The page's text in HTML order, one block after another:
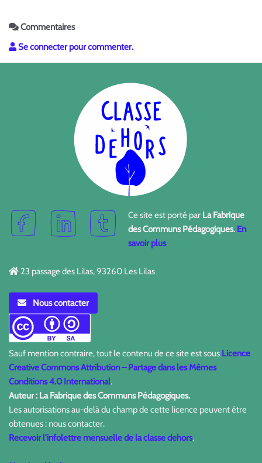
Commentaires
Se connecter pour commenter.
Ce site est porté par La Fabrique
des Communs Pédagogiques. En
savoir plus
23 passage des Lilas, 93260 Les Lilas
Nous contacter
Sauf mention contraire, tout le contenu de ce site est sous Licence
Creative Commons Attribution – Partage dans les Mêmes
Conditions 4.0 International.
Auteur : La Fabrique des Communs Pédagogiques.
Les autorisations au-delà du champ de cette licence peuvent être
obtenues : nous contacter.
Recevoir l'infolettre mensuelle de la classe dehors.